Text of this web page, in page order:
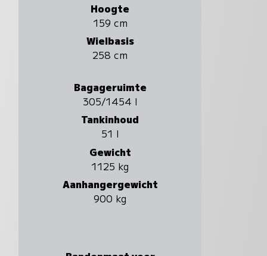
Hoogte
159 cm
Wielbasis
258 cm
Bagageruimte
305/1454 l
Tankinhoud
51 l
Gewicht
1125 kg
Aanhangergewicht
900 kg